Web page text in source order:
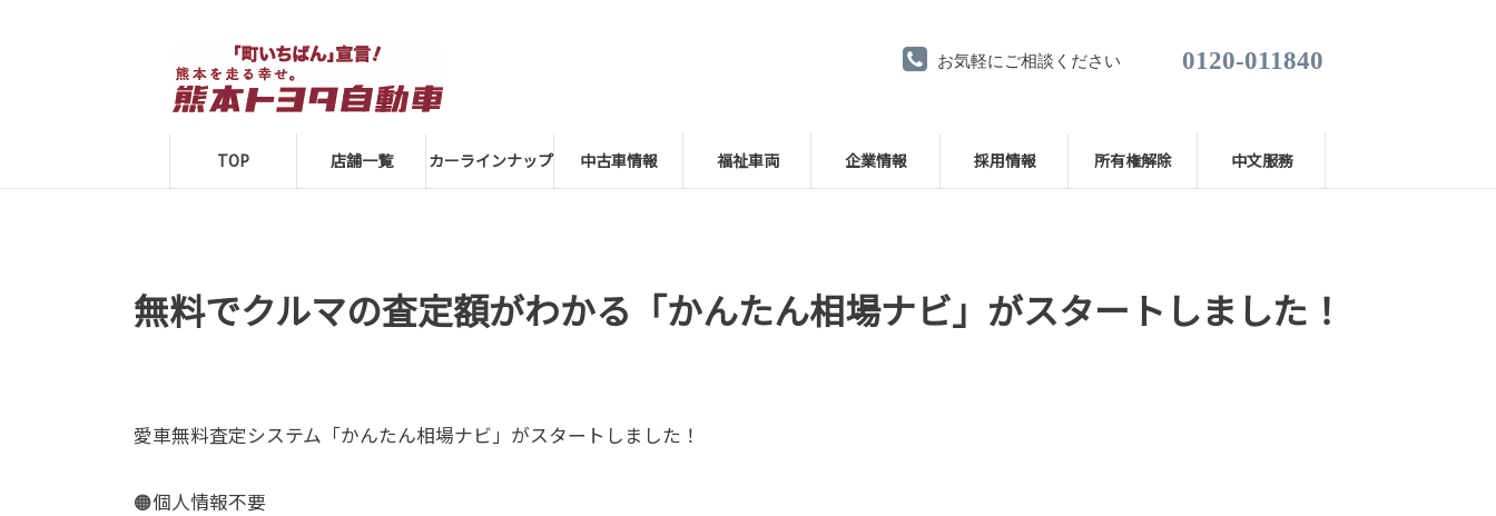
お気軽にご相談ください 0120-011840
TOP 店舗一覧 カーラインナップ 中古車情報 福祉車両 企業情報 採用情報 所有権解除 中文服務
無料でクルマの査定額がわかる「かんたん相場ナビ」がスタートしました！
愛車無料査定システム「かんたん相場ナビ」がスタートしました！
🟠個人情報不要